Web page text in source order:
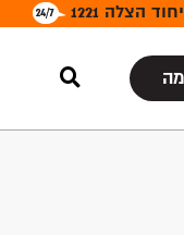
הצלה 1221